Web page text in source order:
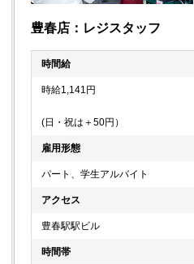
豊春店：レジスタッフ
時間給
時給1,141円
(日・祝は＋50円）
雇用形態
パート、学生アルバイト
アクセス
豊春駅駅ビル
時間帯